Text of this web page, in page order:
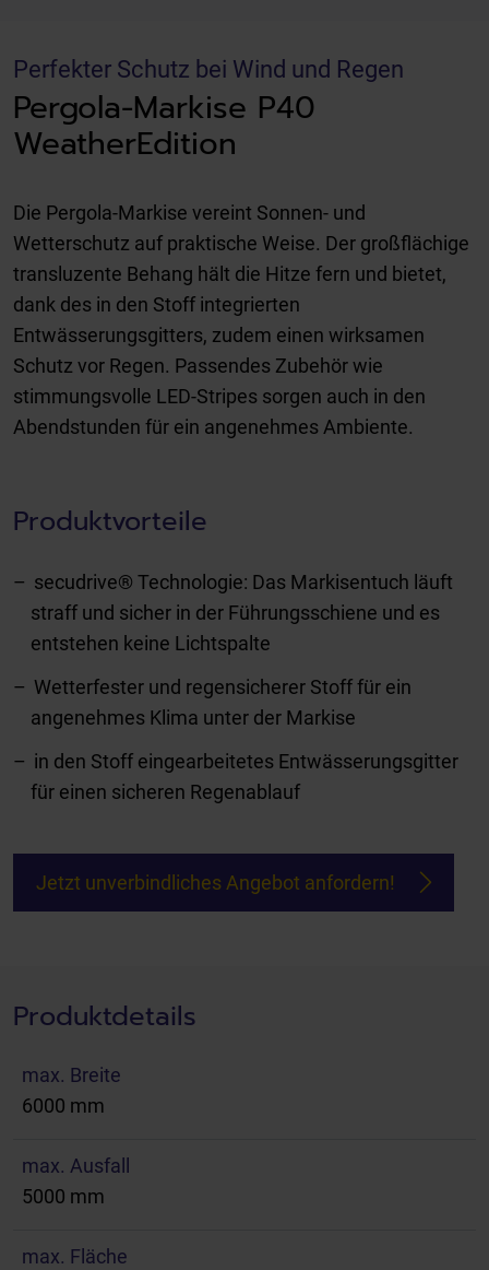
Perfekter Schutz bei Wind und Regen
Pergola-Markise P40
WeatherEdition
Die Pergola-Markise vereint Sonnen- und
Wetterschutz auf praktische Weise. Der großflächige
transluzente Behang hält die Hitze fern und bietet,
dank des in den Stoff integrierten
Entwässerungsgitters, zudem einen wirksamen
Schutz vor Regen. Passendes Zubehör wie
stimmungsvolle LED-Stripes sorgen auch in den
Abendstunden für ein angenehmes Ambiente.
Produktvorteile
secudrive® Technologie: Das Markisentuch läuft
straff und sicher in der Führungsschiene und es
entstehen keine Lichtspalte
Wetterfester und regensicherer Stoff für ein
angenehmes Klima unter der Markise
in den Stoff eingearbeitetes Entwässerungsgitter
für einen sicheren Regenablauf
Jetzt unverbindliches Angebot anfordern!
Produktdetails
max. Breite
6000 mm
max. Ausfall
5000 mm
max. Fläche